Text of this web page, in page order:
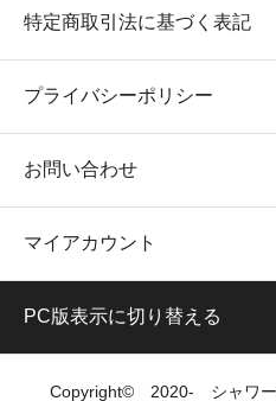
特定商取引法に基づく表記
プライバシーポリシー
お問い合わせ
マイアカウント
PC版表示に切り替える
Copyright© 2020- シャワー